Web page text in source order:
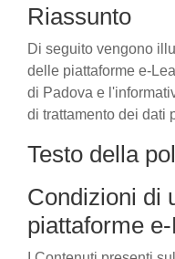
Riassunto
Di seguito vengono
delle piattaforme e-
di Padova e
di trattamento dei dati
Testo della
Condizioni di
piattaforme